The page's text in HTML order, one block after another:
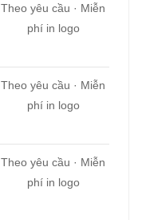
Theo yêu cầu · Miễn
phí in logo
Theo yêu cầu · Miễn
phí in logo
Theo yêu cầu · Miễn
phí in logo